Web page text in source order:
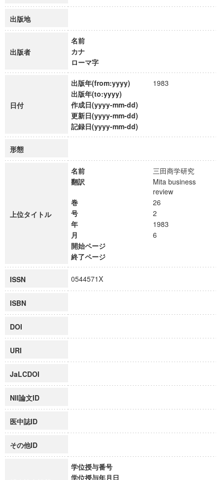
出版地
出版者
名前
カナ
ローマ字
日付
出版年(from:yyyy)
1983
出版年(to:yyyy)
作成日(yyyy-mm-dd)
更新日(yyyy-mm-dd)
記録日(yyyy-mm-dd)
形態
上位タイトル
名前
三田商学研究
翻訳
Mita business
review
巻
26
号
2
年
1983
月
6
開始ページ
終了ページ
ISSN 0544571X
ISBN
DOI
URI
JaLCDOI
NII論文ID
医中誌ID
その他ID
学位授与番号
学位授与年月日